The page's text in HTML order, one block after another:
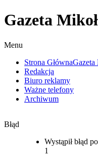
Gazeta
Menu
Strona GłównaGazeta
Redakcja
Biuro reklamy
Ważne telefony
Archiwum
Błąd
Wystąpił błąd
1